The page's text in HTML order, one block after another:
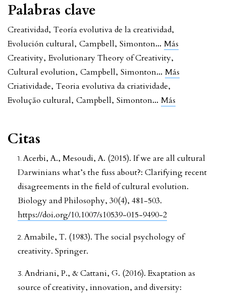
Palabras clave
Creatividad, Teoría evolutiva de la creatividad,
Evolución cultural, Campbell, Simonton... Más
Creativity, Evolutionary Theory of Creativity,
Cultural evolution, Campbell, Simonton... Más
Criatividade, Teoria evolutiva da criatividade,
Evolução cultural, Campbell, Simonton... Más
Citas
Acerbi, A., Mesoudi, A. (2015). If we are all cultural
Darwinians what’s the fuss about?: Clarifying recent
disagreements in the field of cultural evolution.
Biology and Philosophy, 30(4), 481-503.
https://doi.org/10.1007/s10539-015-9490-2
Amabile, T. (1983). The social psychology of
creativity. Springer.
Andriani, P., & Cattani, G. (2016). Exaptation as
source of creativity, innovation, and diversity: